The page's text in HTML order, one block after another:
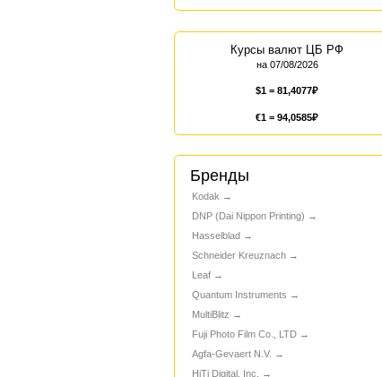
Курсы валют ЦБ РФ
на 07/08/2026
$1 =81,4077
€1 =94,0585
Бренды
Kodak
DNP (Dai Nippon Printing)
Hasselblad
Schneider Kreuznach
Leaf
Quantum Instruments
MultiBlitz
Fuji Photo Film Co., LTD
Agfa-Gevaert N.V.
HiTi Digital, Inc.